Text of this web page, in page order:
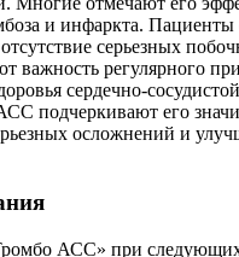
и инфаркта.
серьезных
важность регулярного
сердечно-
подчеркивают его
осложнений и
АСС» при следующих